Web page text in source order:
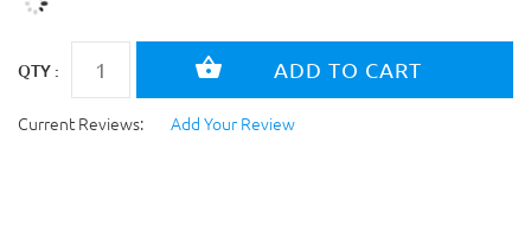
QTY :
Current Reviews: Add Your Review